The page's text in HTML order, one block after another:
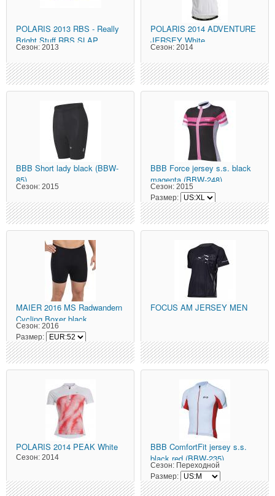
POLARIS 2013 RBS - Really
Bright Stuff RBS SLAP
STRAP YELL
Сезон: 2013
POLARIS 2014 ADVENTURE
JERSEY White
Сезон: 2014
BBB Short lady black (BBW-
85)
Сезон: 2015
BBB Force jersey s.s. black
magenta (BBW-248)
Сезон: 2015
Размер:
MAIER 2016 MS Radwandern
Cycling Boxer black
Сезон: 2016
Размер:
FOCUS AM JERSEY MEN
POLARIS 2014 PEAK White
Сезон: 2014
BBB ComfortFit jersey s.s.
black red (BBW-235)
Сезон: Переходной
Размер: